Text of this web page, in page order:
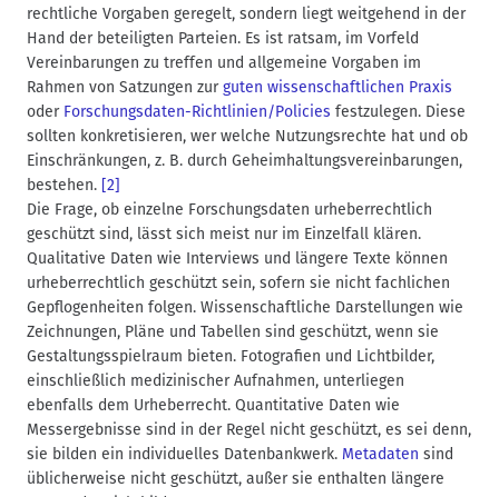
rechtliche Vorgaben geregelt, sondern liegt weitgehend in der
Hand der beteiligten Parteien. Es ist ratsam, im Vorfeld
Vereinbarungen zu treffen und allgemeine Vorgaben im
Rahmen von Satzungen zurguten wissenschaftlichen Praxis
oder Forschungsdaten-Richtlinien/Policies festzulegen. Diese
sollten konkretisieren, wer welche Nutzungsrechte hat und ob
Einschränkungen, z. B. durch Geheimhaltungsvereinbarungen,
bestehen. [2]
Die Frage, ob einzelne Forschungsdaten urheberrechtlich
geschützt sind, lässt sich meist nur im Einzelfall klären.
Qualitative Daten wie Interviews und längere Texte können
urheberrechtlich geschützt sein, sofern sie nicht fachlichen
Gepflogenheiten folgen. Wissenschaftliche Darstellungen wie
Zeichnungen, Pläne und Tabellen sind geschützt, wenn sie
Gestaltungsspielraum bieten. Fotografien und Lichtbilder,
einschließlich medizinischer Aufnahmen, unterliegen
ebenfalls dem Urheberrecht. Quantitative Daten wie
Messergebnisse sind in der Regel nicht geschützt, es sei denn,
sie bilden ein individuelles Datenbankwerk. Metadaten sind
üblicherweise nicht geschützt, außer sie enthalten längere